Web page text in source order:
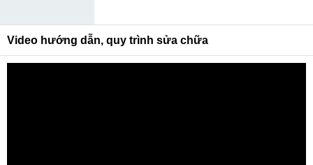
Video hướng dẫn, quy trình sửa chữa